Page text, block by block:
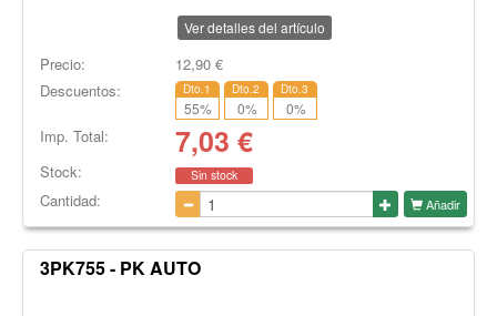
Ver detalles del artículo
Precio: 12,90€
Descuentos:
Dto.1
55%
Dto.2
0%
Dto.3
0%
Imp. Total: 7,03 €
Stock: Sin stock
Cantidad: Añadir
3PK755 - PK AUTO